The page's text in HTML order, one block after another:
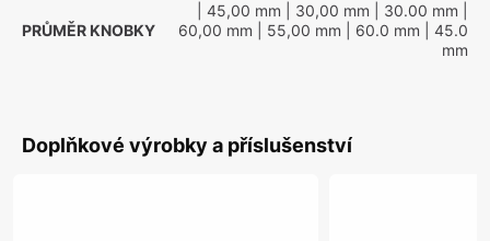
PRŮMĚR KNOBKY
| 45,00 mm | 30,00 mm | 30.00 mm
60,00 mm | 55,00 mm | 60.0 mm | 45.0
mm
Doplňkové výrobky a příslušenství